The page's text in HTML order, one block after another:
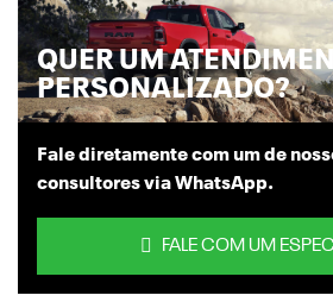
QUER UM
PERSONALIZADO?
Fale diretamente com um de
consultores via WhatsApp.
FALE COM UM